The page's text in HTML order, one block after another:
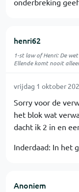
onderbreking
henri62
1-st law of Henri: De
Ellende komt nooit
vrijdag 1 oktober
Sorry voor de
het blok wat
dacht ik 2 in en
Inderdaad: In het
Anoniem